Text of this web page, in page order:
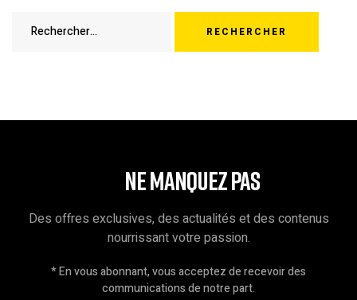
NE MANQUEZ PAS
Des offres exclusives, des actualités et des contenus
nourrissant votre passion.
* En vous abonnant, vous acceptez de recevoir des
communications de notre part.